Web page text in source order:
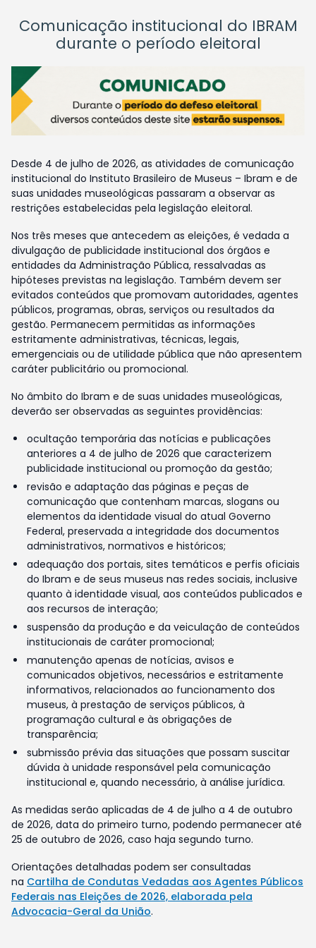
Comunicação institucional do IBRAM
durante o período eleitoral
Desde 4 de julho de 2026, as atividades de comunicação
institucional do Instituto Brasileiro de Museus – Ibram e de
suas unidades museológicas passaram a observar as
restrições estabelecidas pela legislação eleitoral.
Nos três meses que antecedem as eleições, é vedada a
divulgação de publicidade institucional dos órgãos e
entidades da Administração Pública, ressalvadas as
hipóteses previstas na legislação. Também devem ser
evitados conteúdos que promovam autoridades, agentes
públicos, programas, obras, serviços ou resultados da
gestão. Permanecem permitidas as informações
estritamente administrativas, técnicas, legais,
emergenciais ou de utilidade pública que não apresentem
caráter publicitário ou promocional.
No âmbito do Ibram e de suas unidades museológicas,
deverão ser observadas as seguintes providências:
ocultação temporária das notícias e publicações
anteriores a 4 de julho de 2026 que caracterizem
publicidade institucional ou promoção da gestão;
revisão e adaptação das páginas e peças de
comunicação que contenham marcas, slogans ou
elementos da identidade visual do atual Governo
Federal, preservada a integridade dos documentos
administrativos, normativos e históricos;
adequação dos portais, sites temáticos e perfis oficiais
do Ibram e de seus museus nas redes sociais, inclusive
quanto à identidade visual, aos conteúdos publicados e
aos recursos de interação;
suspensão da produção e da veiculação de conteúdos
institucionais de caráter promocional;
manutenção apenas de notícias, avisos e
comunicados objetivos, necessários e estritamente
informativos, relacionados ao funcionamento dos
museus, à prestação de serviços públicos, à
programação cultural e às obrigações de
transparência;
submissão prévia das situações que possam suscitar
dúvida à unidade responsável pela comunicação
institucional e, quando necessário, à análise jurídica.
As medidas serão aplicadas de 4 de julho a 4 de outubro
de 2026, data do primeiro turno, podendo permanecer até
25 de outubro de 2026, caso haja segundo turno.
Orientações detalhadas podem ser consultadas
na Cartilha de Condutas Vedadas aos Agentes Públicos
Federais nas Eleições de 2026, elaborada pela
Advocacia-Geral da União.